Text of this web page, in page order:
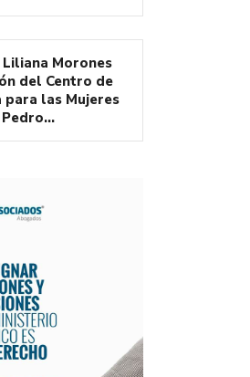
Liliana Morones
del Centro de
para las Mujeres
Pedro…